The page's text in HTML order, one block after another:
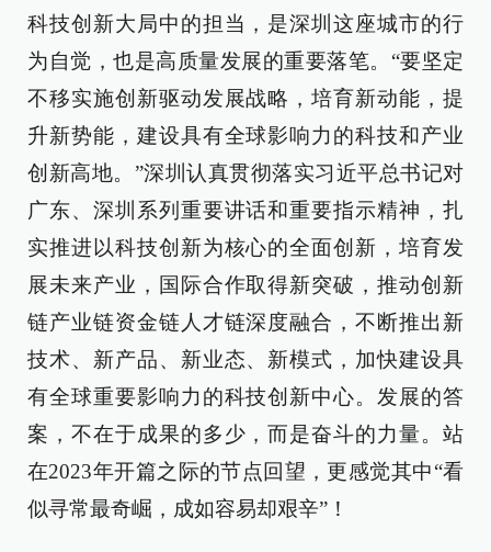
科技创新大局中的担当，是深圳这座城市的行
为自觉，也是高质量发展的重要落笔。“要坚定
不移实施创新驱动发展战略，培育新动能，提
升新势能，建设具有全球影响力的科技和产业
创新高地。”深圳认真贯彻落实习近平总书记对
广东、深圳系列重要讲话和重要指示精神，扎
实推进以科技创新为核心的全面创新，培育发
展未来产业，国际合作取得新突破，推动创新
链产业链资金链人才链深度融合，不断推出新
技术、新产品、新业态、新模式，加快建设具
有全球重要影响力的科技创新中心。发展的答
案，不在于成果的多少，而是奋斗的力量。站
在2023年开篇之际的节点回望，更感觉其中“看
似寻常最奇崛，成如容易却艰辛”！